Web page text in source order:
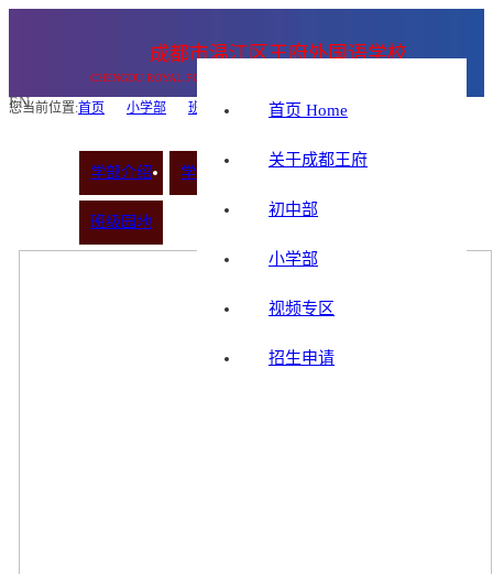
成都市温江区王府外国语学校
CHENGDU ROYAL FOREIGN LANGUAGE SCHOOL
首页 Home
关于成都王府
初中部
小学部
视频专区
招生申请
EN
您当前位置:首页 小学部 班级园地
学部介绍 学部新闻 学生风采 特色课程
班级园地